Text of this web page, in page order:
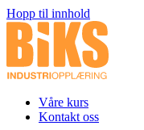
Hopp til innhold
Våre kurs
Kontakt oss